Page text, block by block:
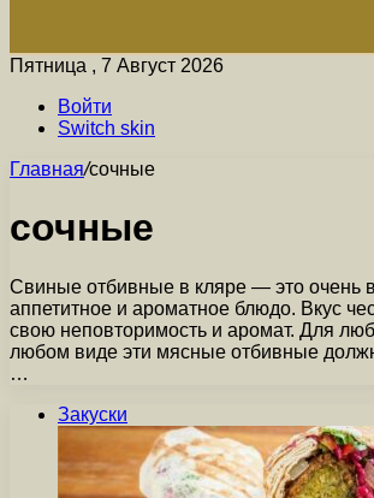
Пятница , 7 Август 2026
Войти
Switch skin
Главная/сочные
сочные
Свиные отбивные в кляре — это очень
аппетитное и ароматное блюдо. Вкус
свою неповторимость и аромат. Для
любом виде эти мясные отбивные
…
Закуски